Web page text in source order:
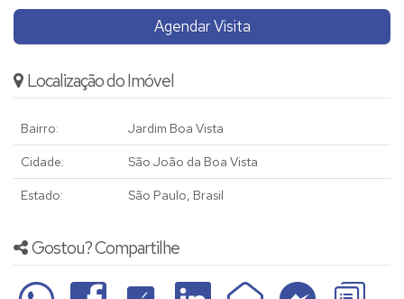
Agendar Visita
Localização do Imóvel
Bairro: Jardim Boa Vista
Cidade: São João da Boa Vista
Estado: São Paulo, Brasil
Gostou? Compartilhe